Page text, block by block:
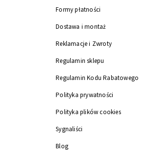
Formy płatności
Dostawa i montaż
Reklamacje i Zwroty
Regulamin sklepu
Regulamin Kodu Rabatowego
Polityka prywatności
Polityka plików cookies
Sygnaliści
Blog